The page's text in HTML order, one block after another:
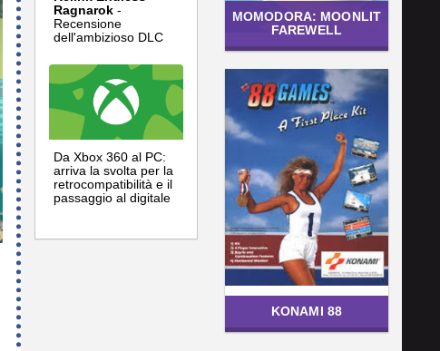
Ragnarok -
Recensione
dell'ambizioso DLC
Da Xbox 360 al PC:
arriva la svolta per la
retrocompatibilità e il
passaggio al digitale
MOMODORA: MOONLIT
FAREWELL
KONAMI 88